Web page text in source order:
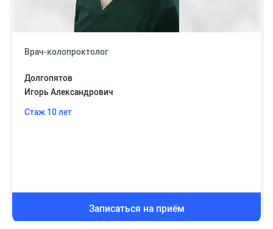
Врач-колопроктолог
Долгопятов
Игорь Александрович
Стаж 10 лет
Записаться на приём